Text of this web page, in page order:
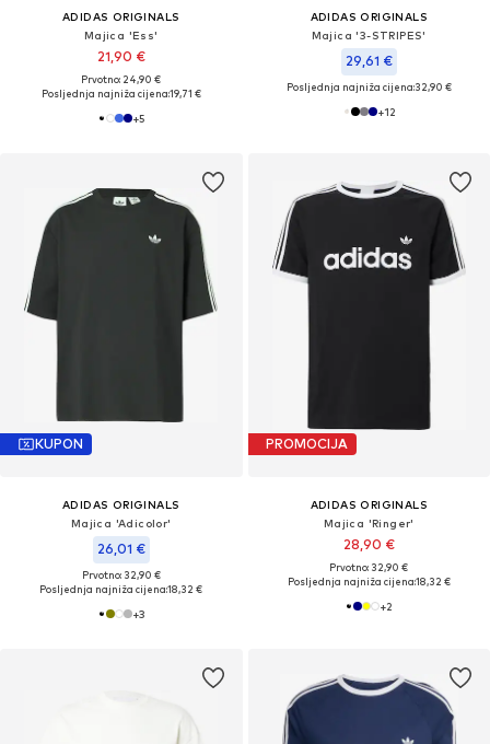
ADIDAS ORIGINALS
Majica 'Ess'
21,90 €
Prvotno: 24,90 €
Posljednja najniža cijena:19,71 €
+5
ADIDAS ORIGINALS
Majica '3-STRIPES'
29,61 €
Posljednja najniža cijena:32,90 €
+12
KUPON
ADIDAS ORIGINALS
Majica 'Adicolor'
26,01 €
Prvotno: 32,90 €
Posljednja najniža cijena:18,32 €
+3
PROMOCIJA
ADIDAS ORIGINALS
Majica 'Ringer'
28,90 €
Prvotno: 32,90 €
Posljednja najniža cijena:18,32 €
+2